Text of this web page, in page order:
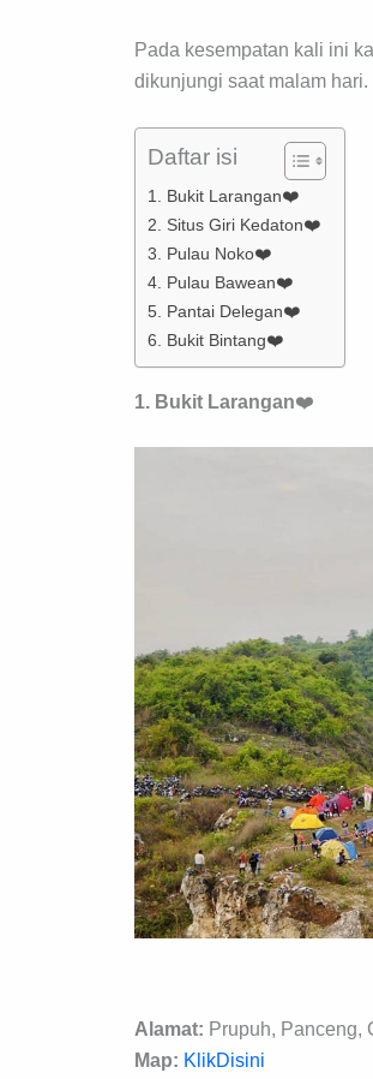
Pada kesempatan kali ini
dikunjungi saat malam
Daftar isi
1. Bukit Larangan❤️
2. Situs Giri Kedaton❤️
3. Pulau Noko❤️
4. Pulau Bawean❤️
5. Pantai Delegan❤️
6. Bukit Bintang❤️
1. Bukit Larangan❤️
Alamat: Prupuh, Panceng,
Map: KlikDisini